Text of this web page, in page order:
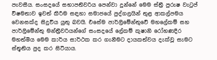
පැවසීය. සංසදයේ සභාපතිවරිය පෙන්වා දුන්නේ මෙම ස්ත්‍රී පුරුෂ වැටුප්
විෂමතාව ඉවත් කිරීම සඳහා සමාජයේ පුද්ගලයින් තුළ ආකල්පමය
වෙනසක්ද සිදුවිය යුතු බවයි. එසේම පාර්ලිමේන්තුවේ මහලේකම් සහ
පාර්ලිමේන්තු මන්ත්‍රීවරියන්ගේ සංසදයේ ලේකම් කුෂානි රෝහණදීර
මහත්මිය මෙම කාර්ය සාර්ථක කර ගැනීමට දායකත්වය දැක්වූ සැමට
ස්තූතිය පුද කර සිටියාය.